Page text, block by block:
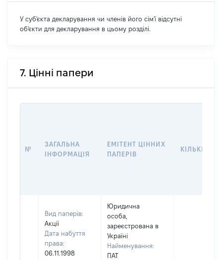
У суб'єкта декларування чи членів його сім'ї відсутні
об'єкти для декларування в цьому розділі.
7. Цінні папери
№
ЗАГАЛЬНА
ІНФОРМАЦІЯ
ЕМІТЕНТ ЦІННИХ
ПАПЕРІВ
КІЛЬКІСТЬ
Вид паперів:
Акції
Дата набуття
права:
06.11.1998
Юридична
особа,
зареєстрована в
Україні
Найменування:
ПАТ